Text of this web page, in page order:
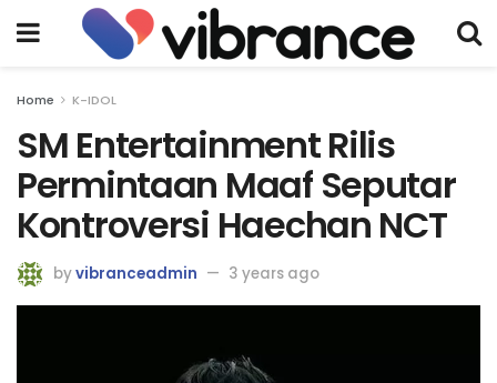
Home K-IDOL
SM Entertainment Rilis
Permintaan Maaf Seputar
Kontroversi Haechan NCT
byvibranceadmin 3 years ago